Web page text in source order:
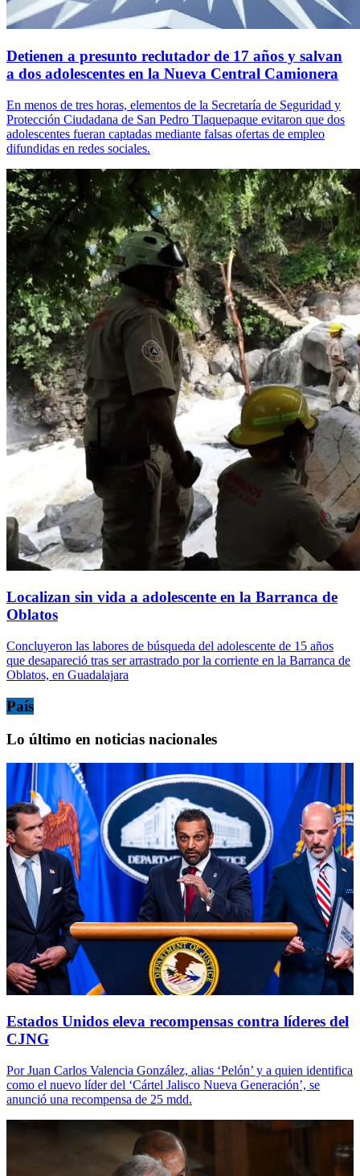
Detienen a presunto reclutador de 17 años y salvan
a dos adolescentes en la Nueva Central Camionera
En menos de tres horas, elementos de la Secretaría de Seguridad y
Protección Ciudadana de San Pedro Tlaquepaque evitaron que dos
adolescentes fueran captadas mediante falsas ofertas de empleo
difundidas en redes sociales.
Localizan sin vida a adolescente en la Barranca de
Oblatos
Concluyeron las labores de búsqueda del adolescente de 15 años
que desapareció tras ser arrastrado por la corriente en la Barranca de
Oblatos, en Guadalajara
País
Lo último en noticias nacionales
Estados Unidos eleva recompensas contra líderes del
CJNG
Por Juan Carlos Valencia González, alias ‘Pelón’ y a quien identifica
como el nuevo líder del ‘Cártel Jalisco Nueva Generación’, se
anunció una recompensa de 25 mdd.